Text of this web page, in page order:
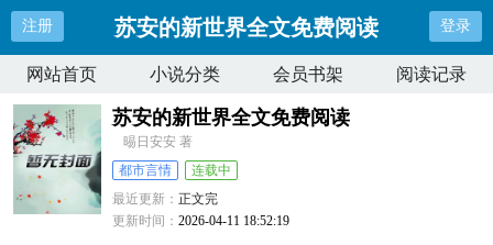
注册 苏安的新世界全文免费阅读 登录
网站首页 小说分类 会员书架 阅读记录
苏安的新世界全文免费阅读
晹日安安 著
都市言情
连载中
最近更新：正文完
更新时间：2026-04-11 18:52:19